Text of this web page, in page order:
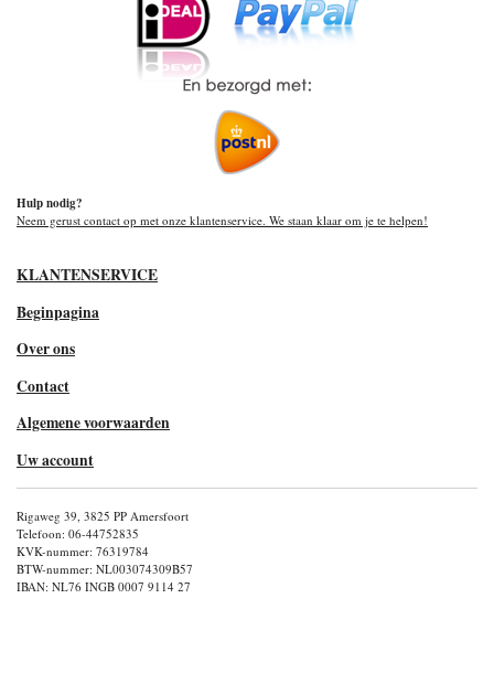
Hulp nodig?
Neem gerust contact op met onze klantenservice. We staan klaar om je te helpen!
KLANTENSERVICE
Beginpagina
Over ons
Contact
Algemene voorwaarden
Uw account
Rigaweg 39, 3825 PP Amersfoort
Telefoon: 06-44752835
KVK-nummer: 76319784
BTW-nummer: NL003074309B57
IBAN: NL76 INGB 0007 9114 27